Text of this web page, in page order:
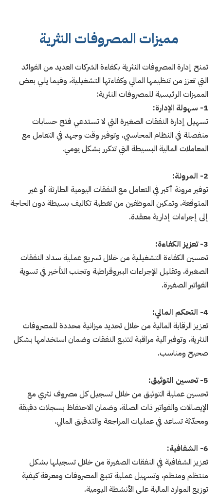
مميزات المصروفات النثرية
تمنح إدارة المصروفات النثرية بكفاءة الشركات العديد من الفوائد
التي تعزز من تنظيمها المالي وكفاءتها التشغيلية، وفيما يلي بعض
المميزات الرئيسية للمصروفات النثرية:
1- سهولة الإدارة:
تسهيل إدارة النفقات الصغيرة التي لا تستدعي فتح حسابات
منفصلة في النظام المحاسبي، وتوفير وقت وجهد في التعامل مع
المعاملات المالية البسيطة التي تتكرر بشكل يومي.
2- المرونة:
توفير مرونة أكبر في التعامل مع النفقات اليومية الطارئة أو غير
المتوقعة، وتمكين الموظفين من تغطية تكاليف بسيطة دون الحاجة
إلى إجراءات إدارية معقدة.
3- تعزيز الكفاءة:
تحسين الكفاءة التشغيلية من خلال تسريع عملية سداد النفقات
الصغيرة، وتقليل الإجراءات البيروقراطية وتجنب التأخير في تسوية
الفواتير الصغيرة.
4- التحكم المالي:
تعزيز الرقابة المالية من خلال تحديد ميزانية محددة للمصروفات
النثرية، وتوفير آلية مراقبة لتتبع النفقات وضمان استخدامها بشكل
صحيح ومناسب.
5- تحسين التوثيق:
تحسين عملية التوثيق من خلال تسجيل كل مصروف نثري مع
الإيصالات والفواتير ذات الصلة، وضمان الاحتفاظ بسجلات دقيقة
ومحدّثة تساعد في عمليات المراجعة والتدقيق المالي.
6- الشفافية:
تعزيز الشفافية في النفقات الصغيرة من خلال تسجيلها بشكل
منتظم ومنظم، وتسهيل عملية تتبع المصروفات ومعرفة كيفية
توزيع الموارد المالية على الأنشطة اليومية.